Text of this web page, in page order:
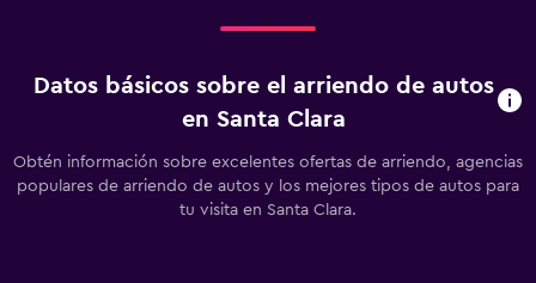
Datos básicos sobre el arriendo de autos
en Santa Clara
Obtén información sobre excelentes ofertas de arriendo, agencias
populares de arriendo de autos y los mejores tipos de autos para
tu visita en Santa Clara.